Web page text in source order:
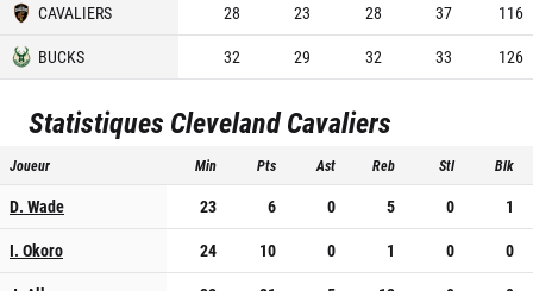
CAVALIERS 28 23 28 37
116
BUCKS
32 29 32 33 126
Statistiques Cleveland Cavaliers
Joueur Min Pts Ast Reb Stl Blk
D. Wade 23 6 0 5 0
1
I. Okoro
24 10 0 1 0
0